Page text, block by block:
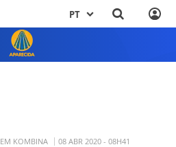
PT
EM KOMBINA 08 ABR 2020 - 08H41